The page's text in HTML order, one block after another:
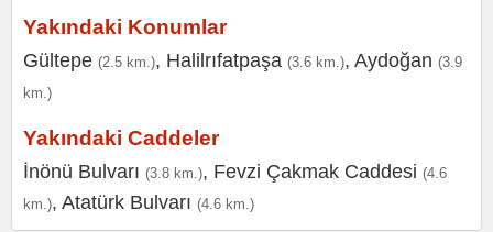
Yakındaki Konumlar
Gültepe (2.5 km.), Halilrıfatpaşa (3.6 km.), Aydoğan (3.9
km.)
Yakındaki Caddeler
İnönü Bulvarı (3.8 km.), Fevzi Çakmak Caddesi (4.6
km.), Atatürk Bulvarı (4.6 km.)